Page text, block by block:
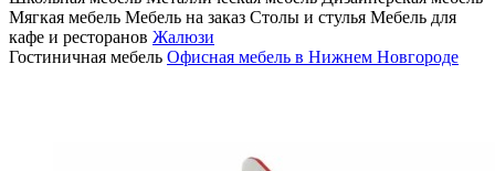
Мягкая мебель Мебель на заказ Столы и стулья Мебель для
кафе и ресторанов Жалюзи
Гостиничная мебель Офисная мебель в Нижнем Новгороде